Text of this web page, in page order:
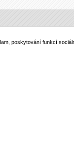
poskytování funkcí